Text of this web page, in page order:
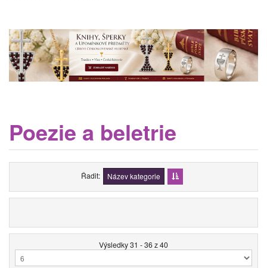
Poezie a beletrie
Řadit Název kategorie
Výsledky 31 - 36 z 40